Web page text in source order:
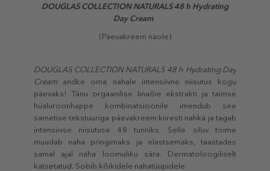
DOUGLAS COLLECTION NATURALS 48 h Hydrating
Day Cream
(Päevakreem näole)
DOUGLAS COLLECTION NATURALS 48 h Hydrating Day
Cream andke oma nahale intensiivne niisutus kogu
päevaks! Tänu orgaanilise linaõie ekstrakti ja taimse
hüaluroonhappe kombinatsioonile imendub see
sametise tekstuuriga päevakreem kiiresti nahka ja tagab
intensiivse niisutuse 48 tunniks. Selle siluv toime
muudab naha pringimaks ja elastsemaks, taastades
samal ajal naha loomuliku sära. Dermatoloogiliselt
katsetatud. Sobib kõikidele nahatüüpidele.